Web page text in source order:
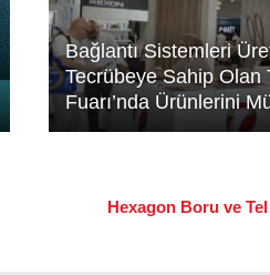
Bağlantı Sistemleri
Tecrübeye Sahip Olan
Fuarı’nda Ürünlerini
Hexagon Boru ve